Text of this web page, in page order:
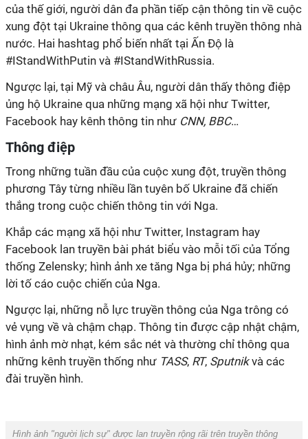
của thế giới, người dân đa phần tiếp cận thông tin về cuộc
xung đột tại Ukraine thông qua các kênh truyền thông nhà
nước. Hai hashtag phổ biến nhất tại Ấn Độ là
#IStandWithPutin và #IStandWithRussia.
Ngược lại, tại Mỹ và châu Âu, người dân thấy thông điệp
ủng hộ Ukraine qua những mạng xã hội như Twitter,
Facebook hay kênh thông tin như CNN, BBC…
Thông điệp
Trong những tuần đầu của cuộc xung đột, truyền thông
phương Tây từng nhiều lần tuyên bố Ukraine đã chiến
thắng trong cuộc chiến thông tin với Nga.
Khắp các mạng xã hội như Twitter, Instagram hay
Facebook lan truyền bài phát biểu vào mỗi tối của Tổng
thống Zelensky; hình ảnh xe tăng Nga bị phá hủy; những
lời tố cáo cuộc chiến của Nga.
Ngược lại, những nỗ lực truyền thông của Nga trông có
vẻ vụng về và chậm chạp. Thông tin được cập nhật chậm,
hình ảnh mờ nhạt, kém sắc nét và thường chỉ thông qua
những kênh truyền thống như TASS, RT, Sputnikvà các
đài truyền hình.
Hình ảnh "người lịch sự" được lan truyền rộng rãi trên truyền thông